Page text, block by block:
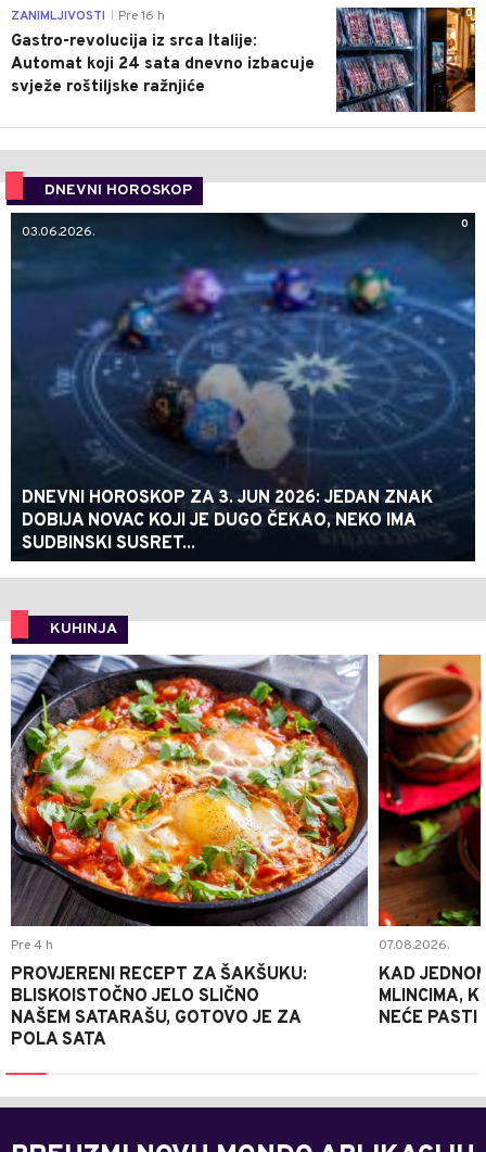
0
ZANIMLJIVOSTI Pre 16 h
Gastro-revolucija iz srca Italije:
Automat koji 24 sata dnevno izbacuje
svježe roštiljske ražnjiće
DNEVNI HOROSKOP
0
03.06.2026.
DNEVNI HOROSKOP ZA 3. JUN 2026: JEDAN ZNAK
DOBIJA NOVAC KOJI JE DUGO ČEKAO, NEKO IMA
SUDBINSKI SUSRET...
KUHINJA
0
Pre 4 h
PROVJERENI RECEPT ZA ŠAKŠUKU:
BLISKOISTOČNO JELO SLIČNO
NAŠEM SATARAŠU, GOTOVO JE ZA
POLA SATA
07.08.2026.
KAD
MLINCIMA,
NEĆE PASTI